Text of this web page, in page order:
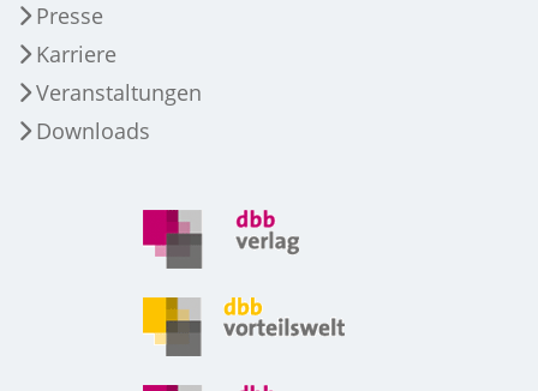
Presse
Karriere
Veranstaltungen
Downloads